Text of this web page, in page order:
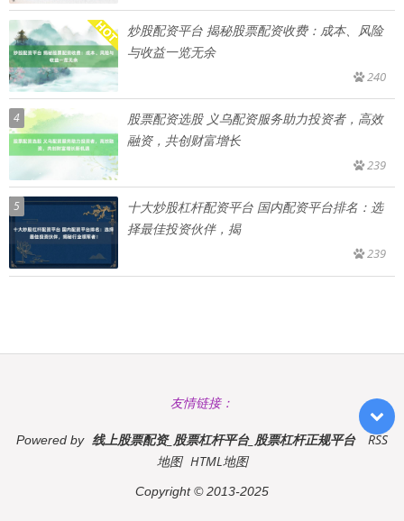
炒股配资平台 揭秘股票配资收费：成本、风险
与收益一览无余
240
4
股票配资选股 义乌配资服务助力投资者，高效
融资，共创财富增长
239
5
十大炒股杠杆配资平台 国内配资平台排名：选
择最佳投资伙伴，揭
239
友情链接：
Powered by 线上股票配资_股票杠杆平台_股票杠杆正规平台
RSS
地图 HTML地图
Copyright© 2013-2025